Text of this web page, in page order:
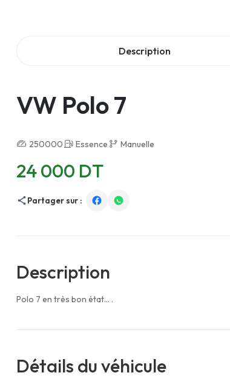
Description
VW Polo 7
250000 Essence Manuelle
24 000 DT
Partager sur :
Description
Polo 7 en très bon état... .
Détails du véhicule